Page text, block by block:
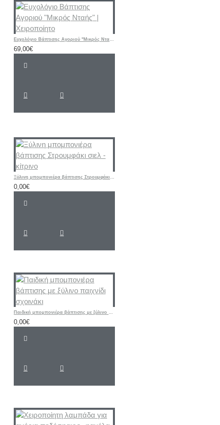
Ευχολόγιο Βάπτισης Αγοριού "Μικρός Νταής" | Χειροποίητο
69,00€
Ξύλινη μπομπονιέρα βάπτισης Στρουμφάκι σιελ - κίτρινο
0,00€
Παιδική μπομπονιέρα βάπτισης με ξύλινο παιχνίδι σχοινάκι
0,00€